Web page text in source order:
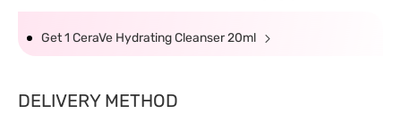
Get 1 CeraVe Hydrating Cleanser 20ml
DELIVERY METHOD